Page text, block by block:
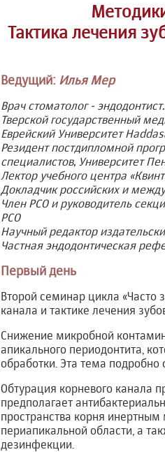
Тактика лечения
Ведущий: Илья Мер
Врач стоматолог - эндодонтист.
Тверской государственный
Еврейский Университет
Резидент постдипломной
специалистов, Университет
Лектор учебного центра
Докладчик российских и
Член РСО и руководитель
РСО
Научный редактор
Частная эндодонтическая
Первый день
Второй семинар цикла
канала и тактике лечения
Снижение микробной
апикального периодонтита,
обработки. Эта тема
Обтурация корневого канала
предполагает
пространства корня
периапикальной области, а
дезинфекции.